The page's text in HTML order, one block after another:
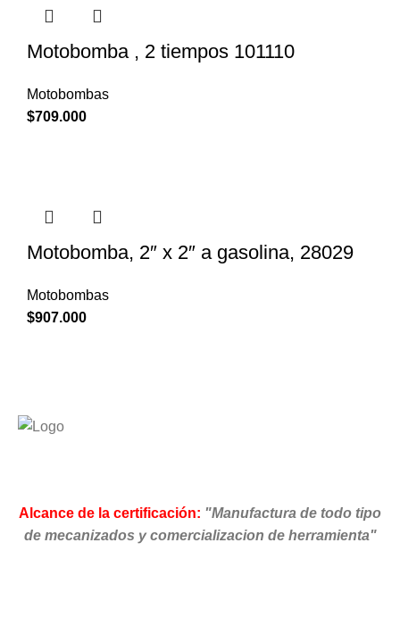
Motobomba , 2 tiempos 101110
Motobombas
$709.000
Motobomba, 2″ x 2″ a gasolina, 28029
Motobombas
$907.000
Alcance de la certificación: "Manufactura de todo tipo
de mecanizados y comercializacion de herramienta"